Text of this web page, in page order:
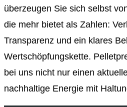
überzeugen Sie sich selbst
die mehr bietet als Zahlen:
Transparenz und ein klares
Wertschöpfungskette.
bei uns nicht nur einen
nachhaltige Energie mit